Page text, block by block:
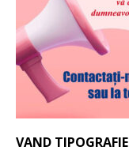
VAND TIPOGRAFIE